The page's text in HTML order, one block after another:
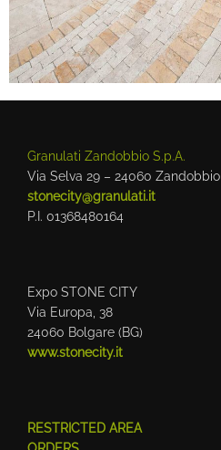
Granulati Zandobbio S.p.A.
Via Selva 29 – 24060 Zandobbio
stonecity@granulati.it
P.I. 01368480164
Expo STONE CITY
Via Europa, 38
24060 Bolgare (BG)
www.stonecity.it
RESTRICTED AREA